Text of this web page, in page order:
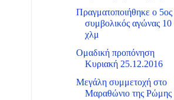
Πραγματοποιήθηκε ο 5ος
συμβολικός αγώνας 10
χλμ
Ομαδική προπόνηση
Κυριακή 25.12.2016
Μεγάλη συμμετοχή στο
Μαραθώνιο της Ρώμης